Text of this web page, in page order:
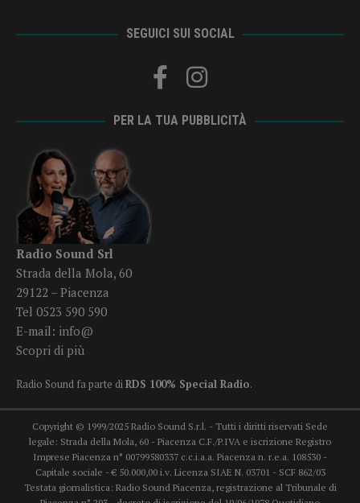
SEGUICI SUI SOCIAL
PER LA TUA PUBBLICITÀ
Radio Sound Srl
Strada della Mola, 60
29122 – Piacenza
Tel 0523 590 590
E-mail: info@
Scopri di più
Radio Sound fa parte diRDS 100% Special Radio.
Copyright © 1999/2025 Radio Sound S.r.l. - Tutti i diritti riservati Sede
legale: Strada della Mola, 60 - Piacenza C.F./P.IVA e iscrizione Registro
Imprese Piacenza n° 00799580337 c.c.i.a.a. Piacenza n. r.e.a. 108530 -
Capitale sociale - € 50.000,00 i.v. Licenza SIAE N. 03701 - SCF 862/03
Testata giornalistica: Radio Sound Piacenza, registrazione al Tribunale di